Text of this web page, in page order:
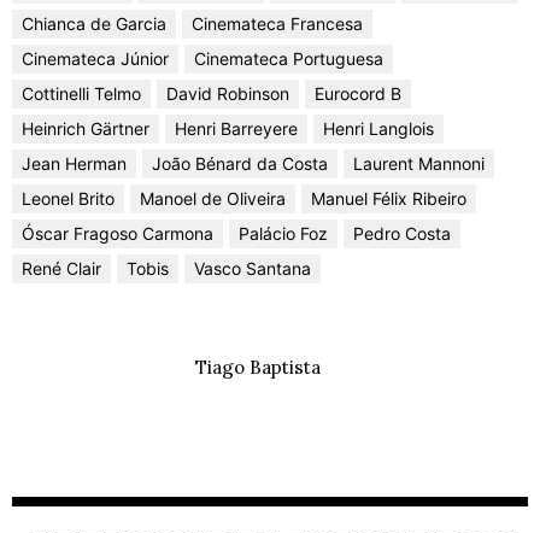
Chianca de Garcia
Cinemateca Francesa
Cinemateca Júnior
Cinemateca Portuguesa
Cottinelli Telmo
David Robinson
Eurocord B
Heinrich Gärtner
Henri Barreyere
Henri Langlois
Jean Herman
João Bénard da Costa
Laurent Mannoni
Leonel Brito
Manoel de Oliveira
Manuel Félix Ribeiro
Óscar Fragoso Carmona
Palácio Foz
Pedro Costa
René Clair
Tobis Vasco Santana
Tiago Baptista